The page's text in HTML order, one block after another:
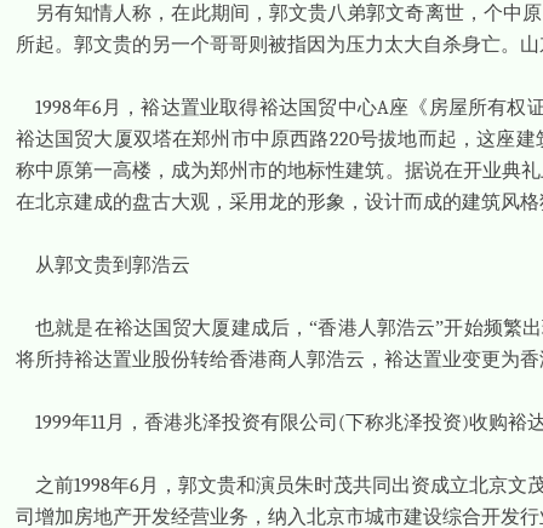
另有知情人称，在此期间，郭文贵八弟郭文奇离世，个中
所起。郭文贵的另一个哥哥则被指因为压力太大自杀身亡。
1998年6 月，裕达置业取得裕达国贸中心A座《房屋所有权
裕达国贸大厦双塔在郑州市中原西路220号拔地而起，这座建
称中原第一高楼，成为郑州市的地标性建筑。据说在开业典
在北京建成的盘古大观，采用龙的形象，设计而成的建筑风
从郭文贵到郭浩云
也就是在裕达国贸大厦建成后，“香港人郭浩云”开始频繁
将所持裕达置业股份转给香港商人郭浩云，裕达置业变更为
1999年11 月，香港兆泽投资有限公司 (下称兆泽投资)收购裕
之前1998年6 月，郭文贵和演员朱时茂共同出资成立北京文
司增加房地产开发经营业务，纳入北京市城市建设综合开发